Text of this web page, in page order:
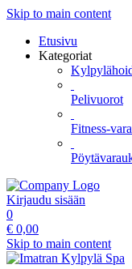
Skip to main content
Etusivu
Kategoriat
Pelivuorot
Fitness-
Kirjaudu sisään
0
€ 0,00
Skip to main content